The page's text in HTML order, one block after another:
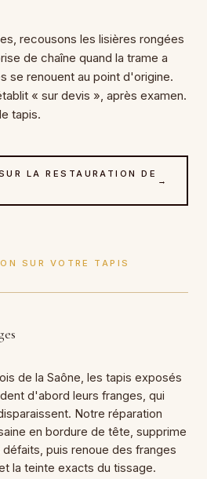
recousons les lisières rongées
de chaîne quand la trame a
se renouent au point d'origine.
« sur devis », après examen.
tapis.
LA RESTAURATION DE
→
SUR VOTRE TAPIS
de la Saône, les tapis exposés
d'abord leurs franges, qui
Notre réparation
en bordure de tête, supprime
puis renoue des franges
la teinte exacts du tissage.